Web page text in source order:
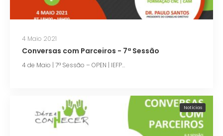
4 Maio 2021
Conversas com Parceiros - 7ª Sessão
4 de Maio | 7ª Sessão – OPEN | IEFP…
Notícias